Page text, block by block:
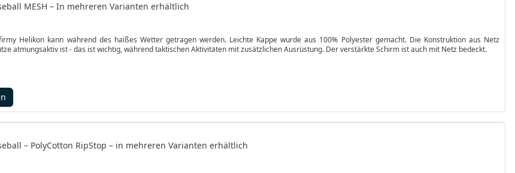
MESH – In mehreren Varianten erhältlich
Helikon kann während des haißes Wetter getragen werden. Leichte Kappe wurde aus 100% Polyester gemacht. Die Konstruktion aus Netz
atmungsaktiv ist - das ist wichtig, während taktischen Aktivitäten mit zusätzlichen Ausrüstung. Der verstärkte Schirm ist auch mit Netz bedeckt.
– PolyCotton RipStop – in mehreren Varianten erhältlich